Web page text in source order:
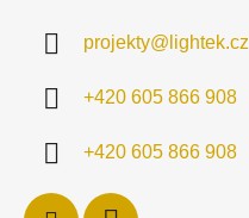
projekty@ lightek.cz
+420 605 866 908
+420 605 866 908